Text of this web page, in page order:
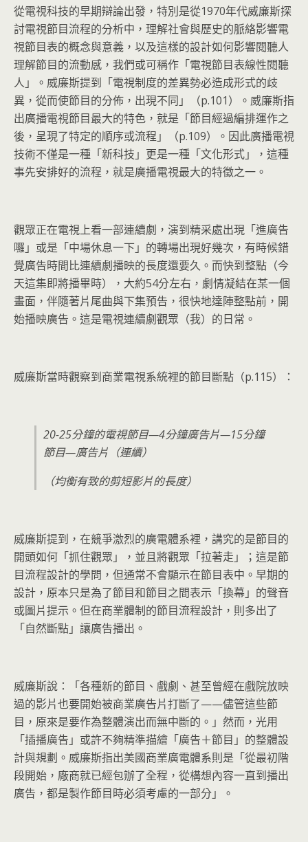
從電視科技的早期辯論出發，特別是從1970年代威廉斯探
討電視節目流程的分析中，理解社會與歷史的脈絡影響電
視節目表的概念與意義，以及這樣的設計如何影響閱聽人
理解節目的流動感，我們或可稱作「電視節目表線性閱聽
人」。威廉斯提到「電視制度的差異勢必造成形式的歧
異，從而使節目的分佈，出現不同」（p.101）。威廉斯指
出廣播電視節目最大的特色，就是「節目經過編排運作之
後，呈現了特定的順序或流程」（p.109）。因此廣播電視
技術不僅是一種「新科技」更是一種「文化形式」，這種
事先安排好的流程，就是廣播電視最大的特徵之一。
觀眾正在電視上看一部連續劇，演到精采處出現「進廣告
囉」或是「中場休息一下」的轉場出現好幾次，有時候錯
覺廣告時間比連續劇播映的長度還要久。而快到整點（今
天這集即將播畢時），大約54分左右，劇情凝結在某一個
畫面，伴隨著片尾曲與下集預告，很快地達陣整點前，開
始播映廣告。這是電視連續劇觀眾（我）的日常。
威廉斯當時觀察到商業電視系統裡的節目斷點（p.115）：
20-25分鐘的電視節目—4分鐘廣告片—15分鐘
節目—廣告片（連續）
（均衡有致的剪短影片的長度）
威廉斯提到，在競爭激烈的廣電體系裡，講究的是節目的
開頭如何「抓住觀眾」，並且將觀眾「拉著走」；這是節
目流程設計的學問，但通常不會顯示在節目表中。早期的
設計，原本只是為了節目和節目之間表示「換幕」的聲音
或圖片提示。但在商業體制的節目流程設計，則多出了
「自然斷點」讓廣告播出。
威廉斯說：「各種新的節目、戲劇、甚至曾經在戲院放映
過的影片也要開始被商業廣告片打斷了——儘管這些節
目，原來是要作為整體演出而無中斷的。」然而，光用
「插播廣告」或許不夠精準描繪「廣告＋節目」的整體設
計與規劃。威廉斯指出美國商業廣電體系則是「從最初階
段開始，廠商就已經包辦了全程，從構想內容一直到播出
廣告，都是製作節目時必須考慮的一部分」。